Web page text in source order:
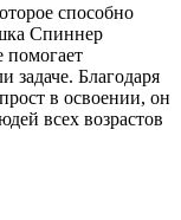
способно
Спиннер
помогает
задаче. Благодаря
в освоении, он
всех возрастов